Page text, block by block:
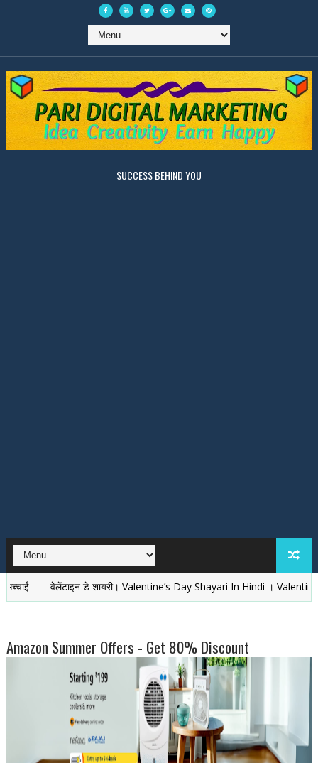
SUCCESS BEHIND YOU
वेलेंटाइन डे शायरी। Valentine’s Day Shayari In Hindi । Valentines Day
Amazon Summer Offers - Get 80% Discount